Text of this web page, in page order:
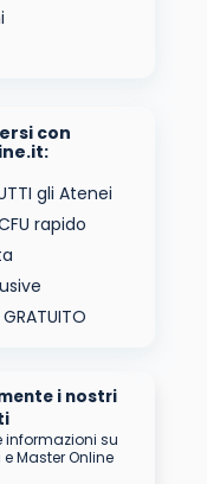
con
gli Atenei
rapido
i nostri
informazioni su
Master Online